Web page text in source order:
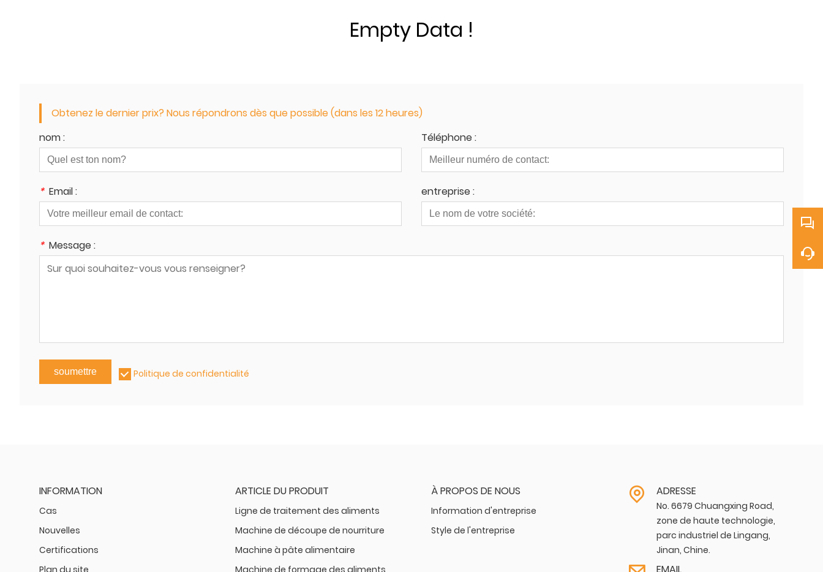
Empty Data !
Obtenez le dernier prix? Nous répondrons dès que possible (dans les 12 heures)
nom :
Téléphone :
* Email : entreprise :
* Message :
soumettre Politique de confidentialité
INFORMATION
Cas
Nouvelles
Certifications
Plan du site
ARTICLE DU PRODUIT
Ligne de traitement des aliments
Machine de découpe de nourriture
Machine à pâte alimentaire
Machine de formage des aliments
À PROPOS DE NOUS
Information d'entreprise
Style de l'entreprise
ADRESSE
No. 6679 Chuangxing Road,
zone de haute technologie,
parc industriel de Lingang,
Jinan, Chine.
EMAIL